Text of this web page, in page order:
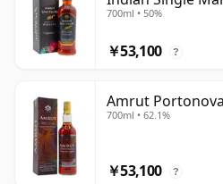
700ml • 50%
￥53,100 ?
Amrut
700ml • 62.1%
￥53,100 ?